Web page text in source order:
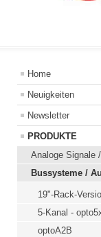
Home
Neuigkeiten
Newsletter
PRODUKTE
Analoge Signale
Bussysteme /
19"-Rack-
5-Kanal -
optoA2B